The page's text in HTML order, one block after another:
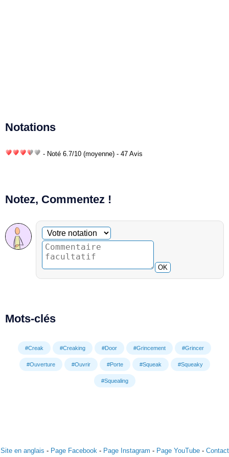
Notations
- Noté 6.7/10 (moyenne) - 47 Avis
Notez, Commentez !
Commentaire facultatif
Votre notation
OK
Mots-clés
#Creak #Creaking #Door #Grincement #Grincer
#Ouverture #Ouvrir #Porte #Squeak #Squeaky
#Squealing
Site en anglais - Page Facebook - Page Instagram - Page YouTube- Contact